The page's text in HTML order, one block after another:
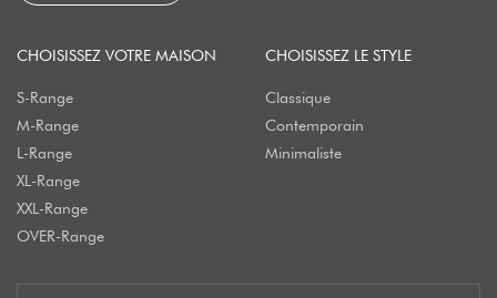
CHOISISSEZ VOTRE MAISON
S-Range
M-Range
L-Range
XL-Range
XXL-Range
OVER-Range
CHOISISSEZ LE STYLE
Classique
Contemporain
Minimaliste